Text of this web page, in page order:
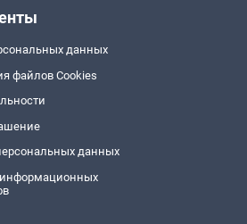
данных
файлов Cookies
данных
информационных